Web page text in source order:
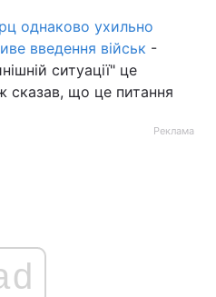
однаково ухильно
введення військ -
ситуації" це
що це питання
Реклама